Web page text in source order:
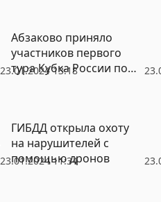
23.01.2024 13:18
Абзаково приняло
участников первого
тура Кубка России по
23.01.2024 11:34
ГИБДД открыла охоту
на нарушителей с
помощью дронов